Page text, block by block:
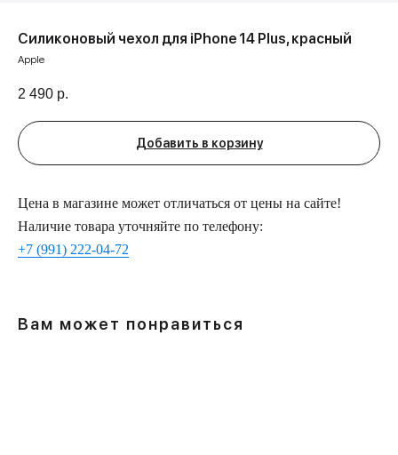
Силиконовый чехол для iPhone 14 Plus, красный
Apple
2 490 р.
Добавить в корзину
Цена в магазине может отличаться от цены на сайте!
Наличие товара уточняйте по телефону:
+7 (991) 222-04-72
Вам может понравиться